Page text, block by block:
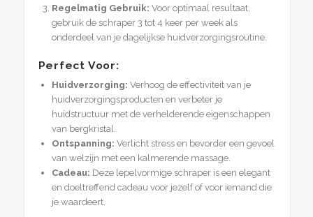
Regelmatig Gebruik: Voor optimaal resultaat,
gebruik de schraper 3 tot 4 keer per week als
onderdeel van je dagelijkse huidverzorgingsroutine.
Perfect Voor:
Huidverzorging: Verhoog de effectiviteit van je
huidverzorgingsproducten en verbeter je
huidstructuur met de verhelderende eigenschappen
van bergkristal.
Ontspanning: Verlicht stress en bevorder een gevoel
van welzijn met een kalmerende massage.
Cadeau: Deze lepelvormige schraper is een elegant
en doeltreffend cadeau voor jezelf of voor iemand die
je waardeert.